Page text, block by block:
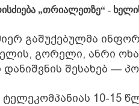
„თრიალეთზე“-
გაშუქებულმა
, გორელი, ანრი
დანიშვნის შესახებ —
ტელეკომპანიას 10-15